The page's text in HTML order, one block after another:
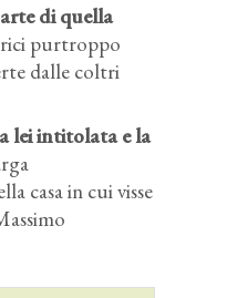
di quella
purtroppo
dalle coltri
lei intitolata e la
casa in cui visse